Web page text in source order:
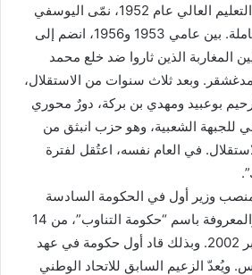
شهادة دراسات عليا في التعليم العالي عام 1952، نمّى اليوسفي
التزامه بقضية الطبقة العاملة. بين عامي 1953 و1956، انضم إلى
المغاربة الذين ثاروا ضد خلع محمد
وبعد ثلاث سنوات من الاستقلال،
بوعبيد ومهدي بن بركة، دورٌ محوري
للجبهة الشعبية، وهو حزب انبثق من
في العام نفسه، اعتُقل لفترة
وزير أول في الحكومة السادسة
والعشرين في المغرب، والمعروفة باسم “حكومة التناوب”، من 14
مارس 1998 إلى 6 نوفمبر 2002. وبذلك قاد أول حكومة في عهد
ويُعدّ الزعيم السابق للاتحاد الوطني